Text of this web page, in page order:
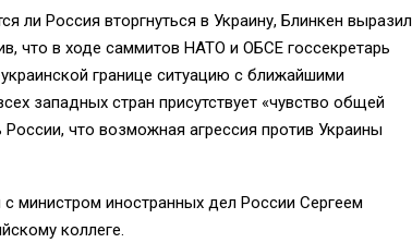
ли Россия вторгнуться в Украину, Блинкен выразил
что в ходе саммитов НАТО и ОБСЕ госсекретарь
границе ситуацию с ближайшими
западных стран присутствует «чувство общей
что возможная агрессия против Украины
министром иностранных дел России Сергеем
коллеге.